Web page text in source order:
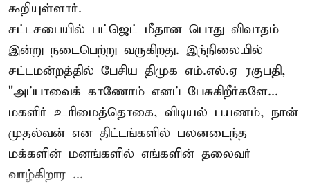
கூறியுள்ளார்.
சட்டசபையில் பட்ஜெட் மீதான பொது விவாதம்
இன்று நடைபெற்று வருகிறது. இந்நிலையில்
சட்டமன்றத்தில் பேசிய திமுக எம்.எல்.ஏ ரகுபதி,
"அப்பாவைக் காணோம் எனப் பேசுகிறீர்களே...
மகளிர் உரிமைத்தொகை, விடியல் பயணம், நான்
முதல்வன் என திட்டங்களில் பலனடைந்த
மக்களின் மனங்களில் எங்களின் தலைவர்
வாழ்கிறார ...